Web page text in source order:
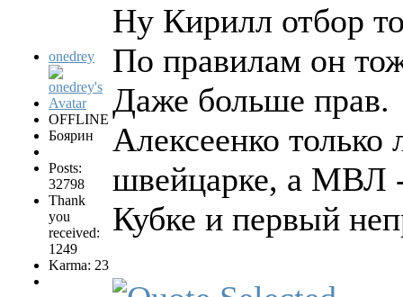
onedrey
OFFLINE
Боярин
Posts:
32798
Thank
you
received:
1249
Karma: 23
Ну Кирилл отбор
По правилам он
Даже больше прав.
Алексеенко
швейцарке, а МВЛ -
Кубке и первый